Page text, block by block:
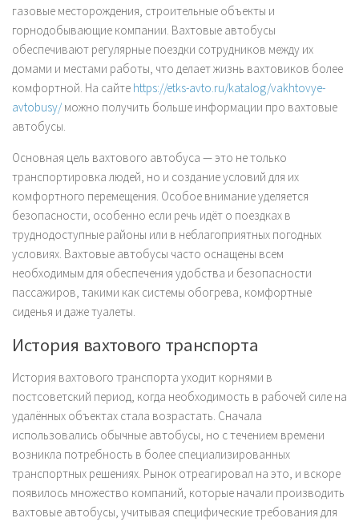
газовые месторождения, строительные объекты и
горнодобывающие компании. Вахтовые автобусы
обеспечивают регулярные поездки сотрудников между их
домами и местами работы, что делает жизнь вахтовиков более
комфортной. На сайте https://etks-avto.ru/katalog/vakhtovye-
avtobusy/ можно получить больше информации про вахтовые
автобусы.
Основная цель вахтового автобуса — это не только
транспортировка людей, но и создание условий для их
комфортного перемещения. Особое внимание уделяется
безопасности, особенно если речь идёт о поездках в
труднодоступные районы или в неблагоприятных погодных
условиях. Вахтовые автобусы часто оснащены всем
необходимым для обеспечения удобства и безопасности
пассажиров, такими как системы обогрева, комфортные
сиденья и даже туалеты.
История вахтового транспорта
История вахтового транспорта уходит корнями в
постсоветский период, когда необходимость в рабочей силе на
удалённых объектах стала возрастать. Сначала
использовались обычные автобусы, но с течением времени
возникла потребность в более специализированных
транспортных решениях. Рынок отреагировал на это, и вскоре
появилось множество компаний, которые начали производить
вахтовые автобусы, учитывая специфические требования для